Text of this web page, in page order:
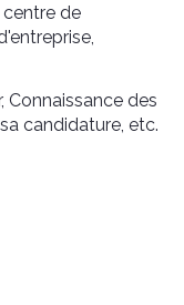
centre de
Connaissance des
candidature, etc.